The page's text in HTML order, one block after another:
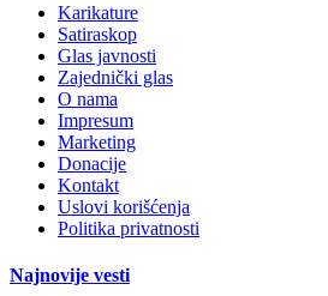
Karikature
Satiraskop
Glas javnosti
Zajednički glas
O nama
Impresum
Marketing
Donacije
Kontakt
Uslovi korišćenja
Politika privatnosti
Najnovije vesti